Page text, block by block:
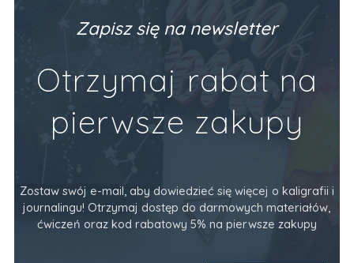
Zapisz się na newsletter
Otrzymaj rabat na
pierwsze zakupy
Zostaw swój e-mail, aby dowiedzieć się więcej o kaligrafii i
journalingu! Otrzymaj dostęp do darmowych materiałów,
ćwiczeń oraz kod rabatowy 5% na pierwsze zakupy